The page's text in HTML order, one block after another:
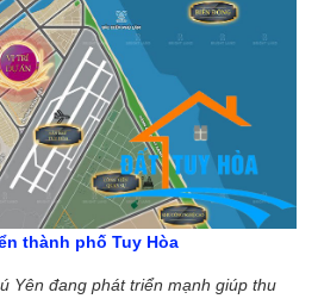
thành phố Tuy Hòa
Yên đang phát triển mạnh giúp thu